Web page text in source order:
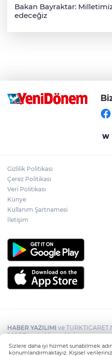
Bakan Bayraktar:
edeceğiz
Gizlilik Politikası
Çerez Politikası
Veri Politikası
Künye
Kullanım Şartnamesi
İletişim
HABER YAZILIMI ve
2026 Tüm hakları saklıdır.
Sizlere daha iyi hizmet sunabilmek
konumlandırmaktayız. Kişisel